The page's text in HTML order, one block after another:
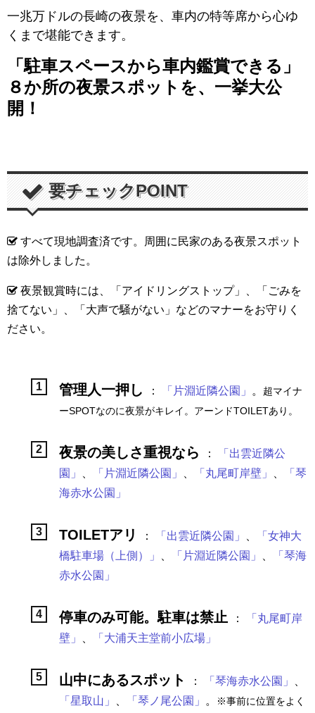
一兆万ドルの長崎の夜景を、車内の特等席から心ゆ
くまで堪能できます。
「駐車スペースから車内鑑賞できる」
８か所の夜景スポットを、一挙大公
開！
要チェックPOINT
すべて現地調査済です。周囲に民家のある夜景スポット
は除外しました。
夜景観賞時には、「アイドリングストップ」、「ごみを
捨てない」、「大声で騒がない」などのマナーをお守りく
ださい。
管理人一押し ： 「片淵近隣公園」 。 超マイナ
ーSPOTなのに夜景がキレイ。アーンドTOILETあり。
夜景の美しさ重視なら ：
「出雲近隣公
園」
「片淵近隣公園」 「丸尾町岸壁」
「琴
海赤水公園」
TOILETアリ ： 「出雲近隣公園」
「女神大
橋駐車場（上側）」
「片淵近隣公園」
「琴海
赤水公園」
停車のみ可能。駐車は禁止 ：
「丸尾町岸
壁」
「大浦天主堂前小広場」
山中にあるスポット ： 「琴海赤水公園」
「星取山」
「琴ノ尾公園」 。
※事前に位置をよく